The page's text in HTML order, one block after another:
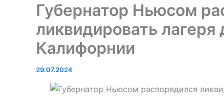
Губернатор Ньюсом
ликвидировать
Калифорнии
29.07.2024